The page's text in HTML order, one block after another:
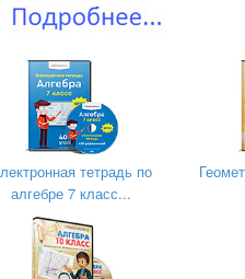
тетрадь по
алгебре 7 класс...